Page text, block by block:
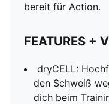
bereit für Action.
FEATURES +
dryCELL:
den Schweiß
dich beim